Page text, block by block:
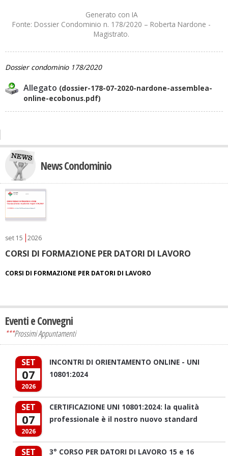
Generato con IA
Fonte: Dossier Condominio n. 178/2020 – Roberta Nardone -
Magistrato.
Dossier condominio 178/2020
Allegato (dossier-178-07-2020-nardone-assemblea-
online-ecobonus.pdf)
News Condominio
set 15 2026
CORSI DI FORMAZIONE PER DATORI DI LAVORO
CORSI DI FORMAZIONE PER DATORI DI LAVORO
Eventi e Convegni
***Prossimi Appuntamenti
SET
07
2026
INCONTRI DI ORIENTAMENTO ONLINE - UNI
10801:2024
SET
07
2026
CERTIFICAZIONE UNI 10801:2024: la qualità
professionale è il nostro nuovo standard
SET
3° CORSO PER DATORI DI LAVORO 15 e 16